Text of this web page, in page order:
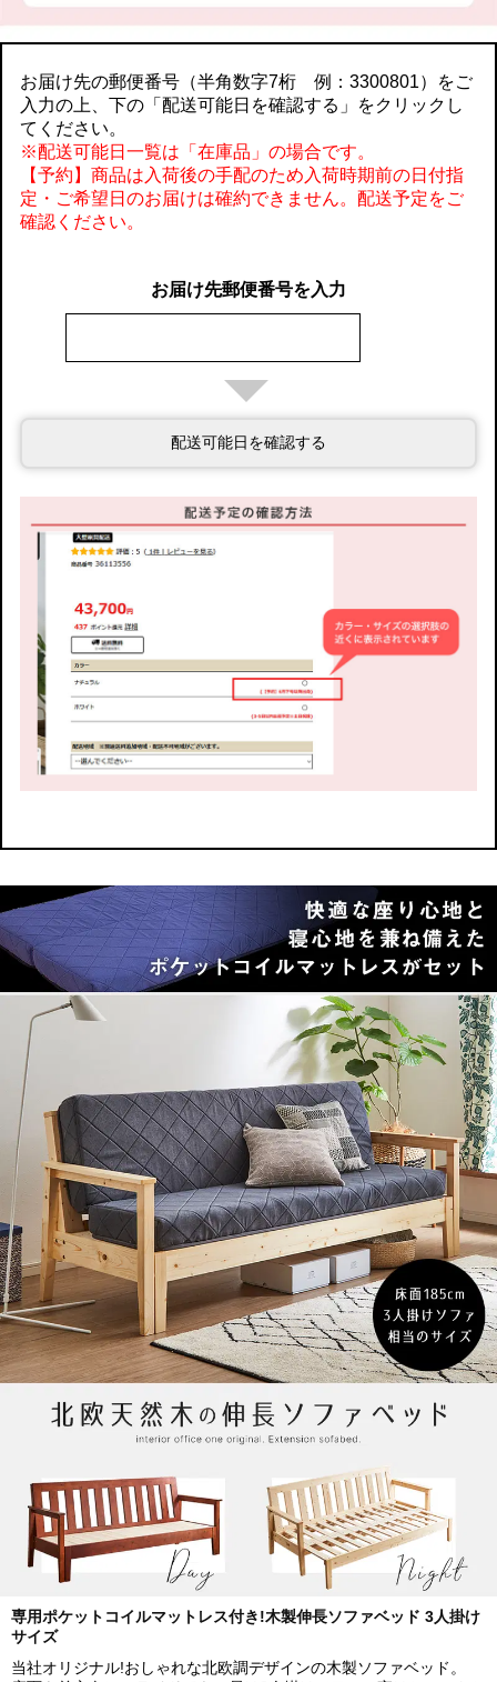
お届け先の郵便番号（半角数字7桁 例：3300801）をご
入力の上、下の「配送可能日を確認する」をクリックし
てください。
※配送可能日一覧は「在庫品」の場合です。
【予約】商品は入荷後の手配のため入荷時期前の日付指
定・ご希望日のお届けは確約できません。配送予定をご
確認ください。
お届け先郵便番号を入力
配送可能日を確認する
専用ポケットコイルマットレス付き!木製伸長ソファベッド 3人掛け
サイズ
当社オリジナル!おしゃれな北欧調デザインの木製ソファベッド。